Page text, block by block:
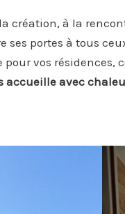
création, à la
ses portes à tous
vos
accueille avec